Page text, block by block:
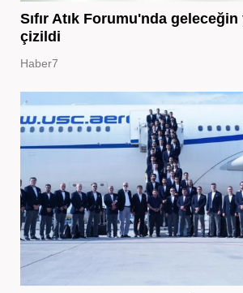
Sıfır Atık Forumu'nda
çizildi
Haber7